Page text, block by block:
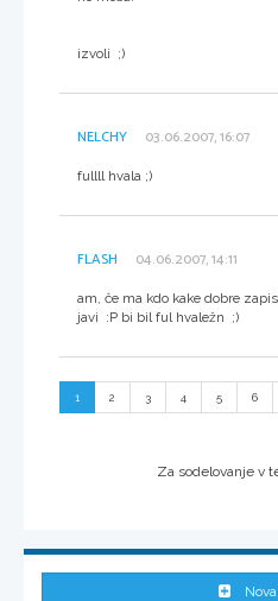
izvoli ;)
NELCHY 03.06.2007, 16:07
fullll hvala ;)
FLASH 04.06.2007, 14:11
am, če ma kdo kake dobre
javi :P bi bil ful hvaležn ;)
1 2 3 4 5 6
Za sodelovanje v